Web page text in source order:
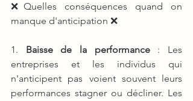
❌Quelles conséquences quand on
manque d'anticipation ❌
1. Baisse de la performance : Les
entreprises et les individus qui
n'anticipent pas voient souvent leurs
performances stagner ou décliner. Les